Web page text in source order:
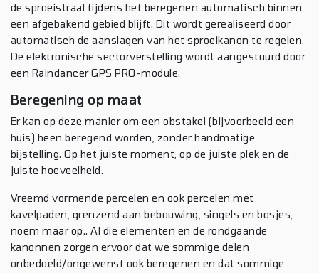
de sproeistraal tijdens het beregenen automatisch binnen
een afgebakend gebied blijft. Dit wordt gerealiseerd door
automatisch de aanslagen van het sproeikanon te regelen.
De elektronische sectorverstelling wordt aangestuurd door
een Raindancer GPS PRO-module.
Beregening op maat
Er kan op deze manier om een obstakel (bijvoorbeeld een
huis) heen beregend worden, zonder handmatige
bijstelling. Op het juiste moment, op de juiste plek en de
juiste hoeveelheid.
Vreemd vormende percelen en ook percelen met
kavelpaden, grenzend aan bebouwing, singels en bosjes,
noem maar op.. Al die elementen en de rondgaande
kanonnen zorgen ervoor dat we sommige delen
onbedoeld/ongewenst ook beregenen en dat sommige